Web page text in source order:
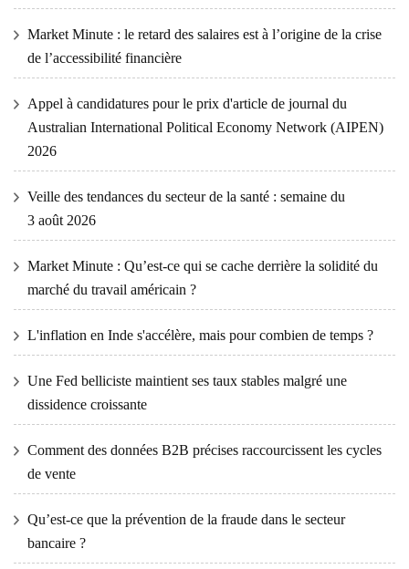
Market Minute : le retard des salaires est à l’origine de la crise
de l’accessibilité financière
Appel à candidatures pour le prix d'article de journal du
Australian International Political Economy Network (AIPEN)
2026
Veille des tendances du secteur de la santé : semaine du
3 août 2026
Market Minute : Qu’est-ce qui se cache derrière la solidité du
marché du travail américain ?
L'inflation en Inde s'accélère, mais pour combien de temps ?
Une Fed belliciste maintient ses taux stables malgré une
dissidence croissante
Comment des données B2B précises raccourcissent les cycles
de vente
Qu’est-ce que la prévention de la fraude dans le secteur
bancaire ?